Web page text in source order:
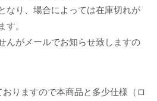
なり、場合によっては在庫切れが
。
んがメールでお知らせ致しますの
りますので本商品と多少仕様（ロ